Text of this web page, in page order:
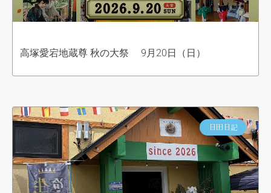
高塚愛宕地蔵尊 秋の大祭 9月20日（日）
日田日記